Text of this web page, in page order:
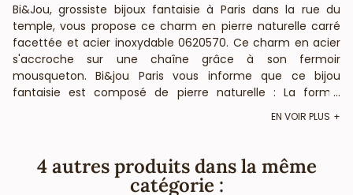
Bi&Jou, grossiste bijoux fantaisie à Paris dans la rue du
temple, vous propose ce charm en pierre naturelle carré
facettée et acier inoxydable 0620570. Ce charm en acier
s'accroche sur une chaîne grâce à son fermoir
mousqueton. Bi&jou Paris vous informe que ce bijou
fantaisie est composé de pierre naturelle : La forme,
sont de 8x22mm. Bi&Jou, fournisseur français pour les
que ce bijou fantaisie ne contient pas de nickel, plomb ni
cadmium et est anti-allergique (conformément aux lois
françaises et européennes).
...
EN VOIR PLUS
4 autres produits dans la même
catégorie :